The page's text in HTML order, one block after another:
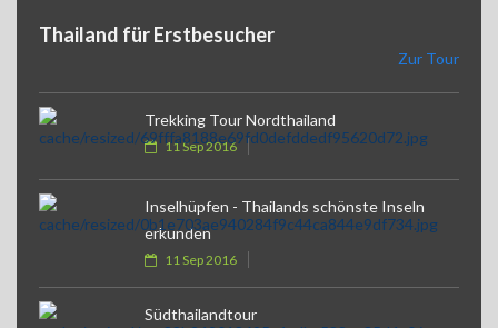
Thailand für Erstbesucher
Zur Tour
Trekking Tour Nordthailand
11 Sep 2016
Inselhüpfen - Thailands schönste Inseln
erkunden
11 Sep 2016
Südthailandtour